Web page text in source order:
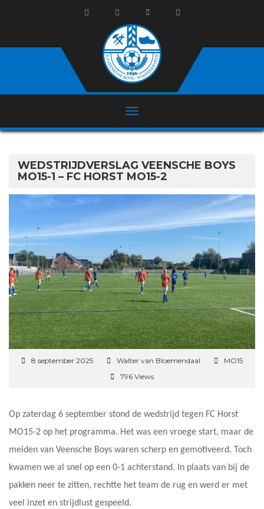
WEDSTRIJDVERSLAG VEENSCHE BOYS
MO15-1 – FC HORST MO15-2
8 september 2025 Walter van Bloemendaal
MO15
796 Views
Op zaterdag 6 september stond de wedstrijd tegen FC Horst
MO15-2 op het programma. Het was een vroege start, maar de
meiden van Veensche Boys waren scherp en gemotiveerd. Toch
kwamen we al snel op een 0-1 achterstand. In plaats van bij de
pakken neer te zitten, rechtte het team de rug en werd er met
veel inzet en strijdlust gespeeld.